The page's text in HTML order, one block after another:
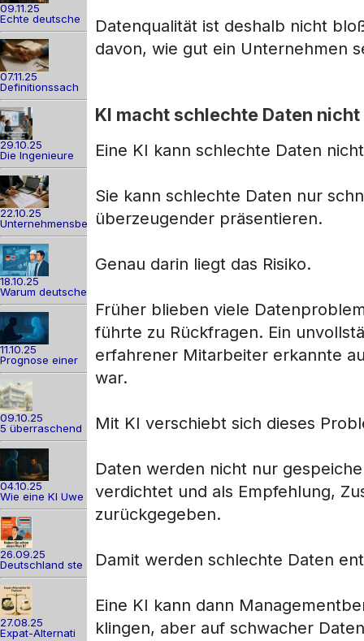
09.11.25
Echte deutsche
07.11.25
Definitionssach
29.10.25
Die Ingenieure
22.10.25
Unternehmensber
18.10.25
Warum deutsche
11.10.25
Prognose einer
09.10.25
5 überraschend
04.10.25
Wie eine KI Uwe
26.09.25
Deutschland ste
27.08.25
Expat-Alternati
Datenqualität ist deshalb nicht
davon, wie gut ein Unternehmen
KI macht schlechte Daten
Eine KI kann schlechte Daten
Sie kann schlechte Daten nur
überzeugender präsentieren.
Genau darin liegt das Risiko.
Früher blieben viele
führte zu Rückfragen. Ein
erfahrener Mitarbeiter erkannte
war.
Mit KI verschiebt sich dieses
Daten werden nicht nur
verdichtet und als Empfehlung,
zurückgegeben.
Damit werden schlechte Daten
Eine KI kann dann
klingen, aber auf schwacher